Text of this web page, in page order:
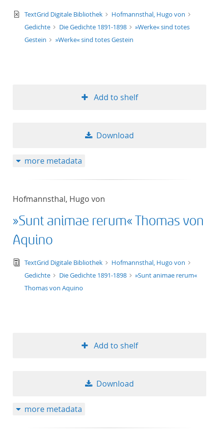
text/xml
TextGrid Digitale Bibliothek
Hofmannsthal, Hugo von
Gedichte
Die Gedichte 1891-1898
»Werke« sind totes
Gestein
»Werke« sind totes Gestein
Add to shelf
Download
more metadata
Hofmannsthal, Hugo von
»Sunt animae rerum« Thomas von
Aquino
text/tg.edition+tg.aggregation+xml
TextGrid Digitale Bibliothek
Hofmannsthal, Hugo von
Gedichte
Die Gedichte 1891-1898
»Sunt animae rerum«
Thomas von Aquino
Add to shelf
Download
more metadata